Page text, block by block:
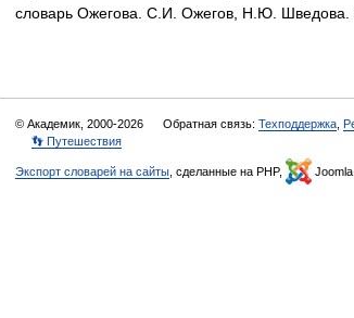
словарь Ожегова. С.И. Ожегов, Н.Ю.
© Академик, 2000-2026 Обратная связь: Техподдержка
👣 Путешествия
Экспорт словарей на сайты , сделанные на PHP, Joomla,